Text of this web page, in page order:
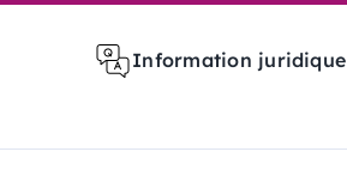
Information juridique